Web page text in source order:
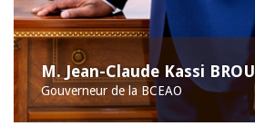
M. Jean-Claude Kassi BROU
Gouverneur de la BCEAO